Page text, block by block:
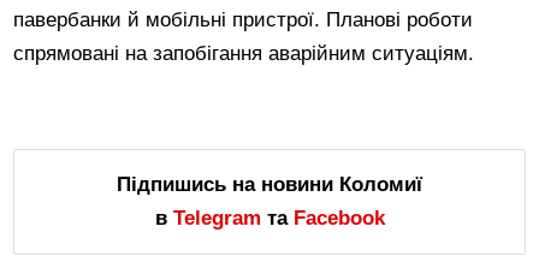
павербанки й мобільні пристрої. Планові роботи
спрямовані на запобігання аварійним ситуаціям.
Підпишись на новини Коломиї
в Telegram та Facebook